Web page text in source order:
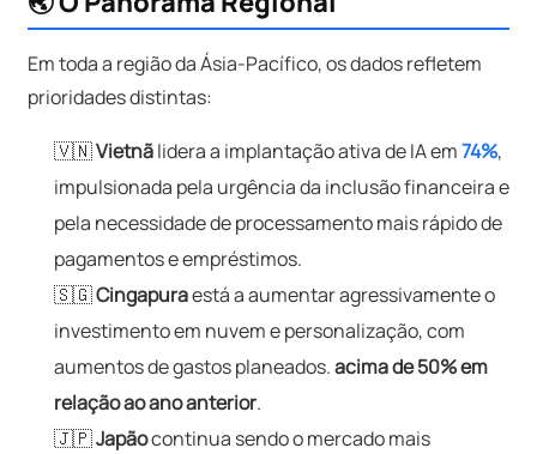
Em toda a região da Ásia-Pacífico, os dados refletem
prioridades distintas:
🇻🇳Vietnãlidera a implantação ativa de IA em74%,
impulsionada pela urgência da inclusão financeira e
pela necessidade de processamento mais rápido de
pagamentos e empréstimos.
🇸🇬Cingapuraestá a aumentar agressivamente o
investimento em nuvem e personalização, com
aumentos de gastos planeados.acima de 50% em
relação ao ano anterior.
🇯🇵Japãocontinua sendo o mercado mais